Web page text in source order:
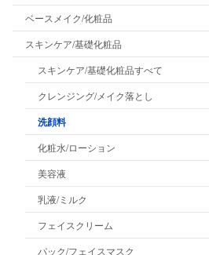
ベースメイク/化粧品
スキンケア/基礎化粧品
スキンケア/基礎化粧品すべて
クレンジング/メイク落とし
洗顔料
化粧水/ローション
美容液
乳液/ミルク
フェイスクリーム
パック/フェイスマスク